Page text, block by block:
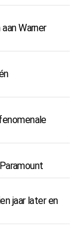
Warner
jaar later en